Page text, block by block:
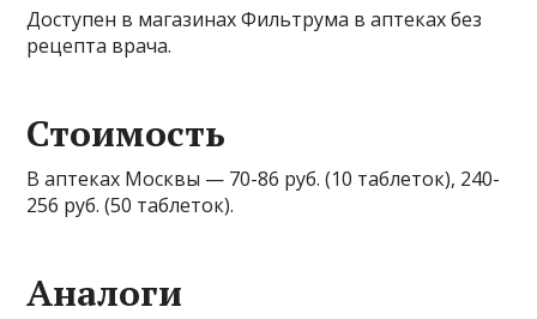
Доступен в магазинах Фильтрума в аптеках без
рецепта врача.
Стоимость
В аптеках Москвы — 70-86 руб. (10 таблеток), 240-
256 руб. (50 таблеток).
Аналоги